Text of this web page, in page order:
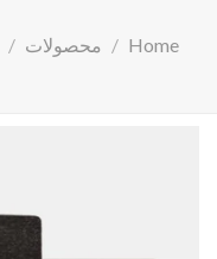
Home
/ محصولات /